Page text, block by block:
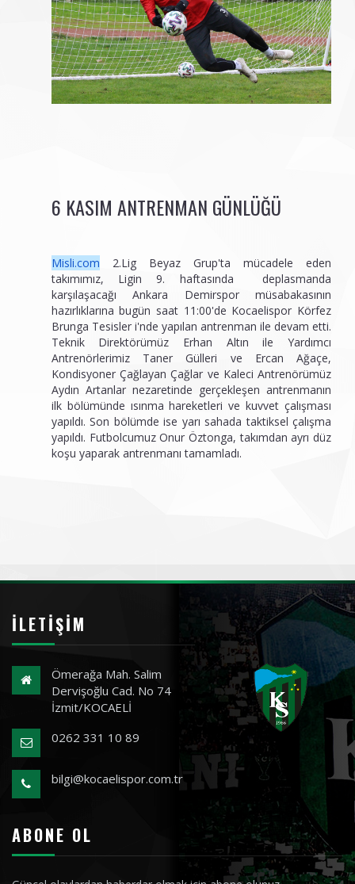
6 KASIM ANTRENMAN GÜNLÜĞÜ
Misli.com 2.Lig Beyaz Grup'ta mücadele eden
takımımız, Ligin 9. haftasında deplasmanda
karşılaşacağı Ankara Demirspor müsabakasının
hazırlıklarına bugün saat 11:00'de Kocaelispor Körfez
Brunga Tesisler i'nde yapılan antrenman ile devam etti.
Teknik Direktörümüz Erhan Altın ile Yardımcı
Antrenörlerimiz Taner Gülleri ve Ercan Ağaçe,
Kondisyoner Çağlayan Çağlar ve Kaleci Antrenörümüz
Aydın Artanlar nezaretinde gerçekleşen antrenmanın
ilk bölümünde ısınma hareketleri ve kuvvet çalışması
yapıldı. Son bölümde ise yarı sahada taktiksel çalışma
yapıldı. Futbolcumuz Onur Öztonga, takımdan ayrı düz
koşu yaparak antrenmanı tamamladı.
İLETIŞIM
Ömerağa Mah. Salim
Dervişoğlu Cad. No 74
İzmit/KOCAELİ
0262 331 10 89
bilgi@kocaelispor.com.tr
ABONE OL